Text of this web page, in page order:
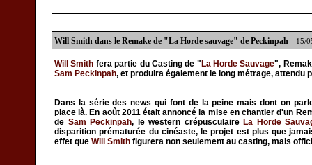
Will Smith dans le Remake de "La Horde sauvage" de Peckinpah - 15/
Will Smith fera partie du Casting de " La Horde Sauvage",
Sam Peckinpah, et produira également le long métrage, attendu
Dans la série des news qui font de la peine mais dont on
place là. En août 2011 était annoncé la mise en chantier d'un
de Sam Peckinpah, le western crépusculaire La Horde
disparition prématurée du cinéaste, le projet est plus que
effet que Will Smith figurera non seulement au casting, mais